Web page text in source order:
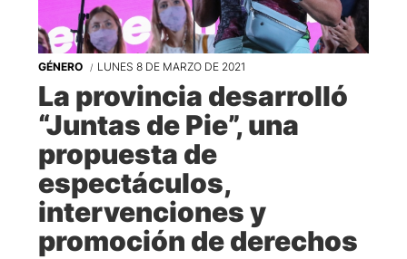
GÉNERO LUNES 8 DE MARZO DE 2021
La provincia desarrolló
“Juntas de Pie”, una
propuesta de
espectáculos,
intervenciones y
promoción de derechos